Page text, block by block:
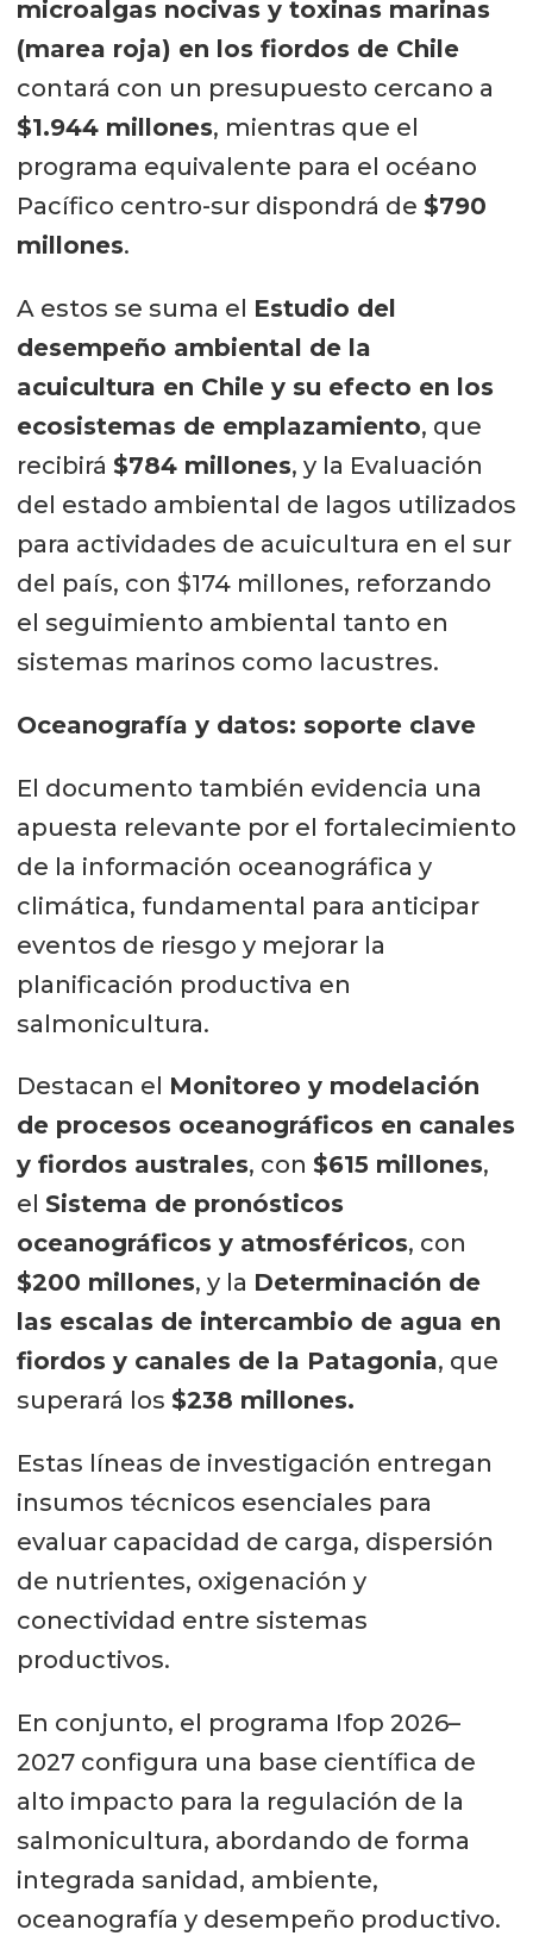
microalgas nocivas y toxinas marinas
(marea roja) en los fiordos de Chile
contará con un presupuesto cercano a
$1.944 millones, mientras que el
programa equivalente para el océano
Pacífico centro-sur dispondrá de $790
millones.
A estos se suma el Estudio del
desempeño ambiental de la
acuicultura en Chile y su efecto en los
ecosistemas de emplazamiento, que
recibirá $784 millones, y la Evaluación
del estado ambiental de lagos utilizados
para actividades de acuicultura en el sur
del país, con $174 millones, reforzando
el seguimiento ambiental tanto en
sistemas marinos como lacustres.
Oceanografía y datos: soporte clave
El documento también evidencia una
apuesta relevante por el fortalecimiento
de la información oceanográfica y
climática, fundamental para anticipar
eventos de riesgo y mejorar la
planificación productiva en
salmonicultura.
Destacan el Monitoreo y modelación
de procesos oceanográficos en canales
y fiordos australes, con $615 millones,
el Sistema de pronósticos
oceanográficos y atmosféricos, con
$200 millones, y la Determinación de
las escalas de intercambio de agua en
fiordos y canales de la Patagonia, que
superará los $238 millones.
Estas líneas de investigación entregan
insumos técnicos esenciales para
evaluar capacidad de carga, dispersión
de nutrientes, oxigenación y
conectividad entre sistemas
productivos.
En conjunto, el programa Ifop 2026–
2027 configura una base científica de
alto impacto para la regulación de la
salmonicultura, abordando de forma
integrada sanidad, ambiente,
oceanografía y desempeño productivo.